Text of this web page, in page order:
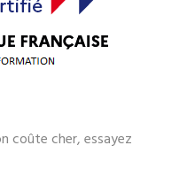
coûte cher, essayez